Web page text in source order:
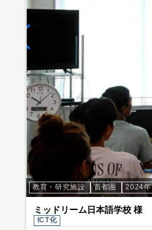
教育・研究施設 首都圏 2024年
ミッドリーム日本語学校 様
ICT化